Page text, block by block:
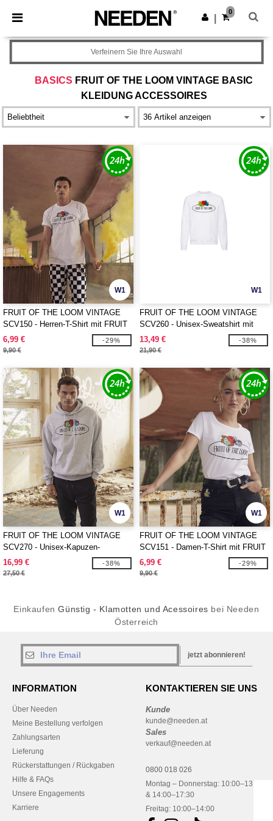
× Needen App
Bessere Preise in der App!
App holen
0
BASICS FRUIT OF THE LOOM VINTAGE BASIC
KLEIDUNG ACCESSOIRES
Verfeinern Sie Ihre Auswahl
W1
FRUIT OF THE LOOM VINTAGE
SCV150 - Herren-T-Shirt mit FRUIT
OF THE LOOM VINTAGE-Logo
6,99 €
9,90 €
-29%
W1
FRUIT OF THE LOOM VINTAGE
SCV260 - Unisex-Sweatshirt mit
rundem Halsausschnitt mit Fruit of
the Loom-Logo
13,49 €
21,90 €
-38%
W1
FRUIT OF THE LOOM VINTAGE
SCV270 - Unisex-Kapuzen-
Sweatshirt mit FRUIT OF THE
LOOM VINTAGE-Logo
16,99 €
27,50 €
-38%
W1
FRUIT OF THE LOOM VINTAGE
SCV151 - Damen-T-Shirt mit FRUIT
OF THE LOOM VINTAGE-Logo
6,99 €
9,90 €
-29%
EinkaufenGünstig - Klamotten und Acessoires bei Needen
Österreich
jetzt abonnieren!
INFORMATION
Über Needen
Meine Bestellung verfolgen
Zahlungsarten
Lieferung
Rückerstattungen / Rückgaben
Hilfe & FAQs
Unsere Engagements
Karriere
KONTAKTIEREN SIE UNS
Kunde
kunde@needen.at
Sales
verkauf@needen.at
0800 018 026
Montag – Donnerstag: 10:00–13:00
& 14:00–17:30
Freitag: 10:00–14:00